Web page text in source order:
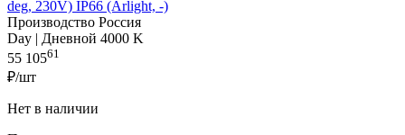
deg, 230V) IP66 (Arlight, -)
Производство Россия
Day | Дневной 4000 K
55 10561
₽/шт
Нет в наличии